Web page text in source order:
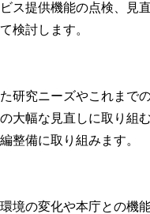
ス提供機能の点検、見直
検討します。
研究ニーズやこれまで
大幅な見直しに取り組
整備に取り組みます。
境の変化や本庁との機